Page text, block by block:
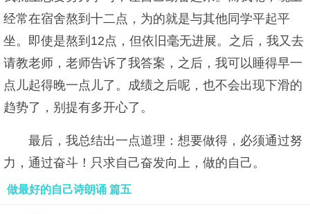
经常在宿舍熬到十二点，为的就是与其他同学平起平
坐。即使是熬到12点，但依旧毫无进展。之后，我又去
请教老师，老师告诉了我答案，之后，我可以睡得早一
点儿起得晚一点儿了。成绩之后呢，也不会出现下滑的
趋势了，别提有多开心了。
最后，我总结出一点道理：想要做得，必须通过努
力，通过奋斗！只求自己奋发向上，做的自己。
做最好的自己诗朗诵 篇五